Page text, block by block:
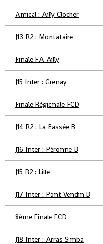
Amical : Ailly Clocher
J13 R2 : Montataire
Finale FA Ailly
J15 Inter : Grenay
Finale Régionale FCD
J14 R2 : La Bassée B
J16 Inter : Péronne B
J15 R2 : Lille
J17 Inter : Pont Vendin B
8ème Finale FCD
J18 Inter : Arras Simba